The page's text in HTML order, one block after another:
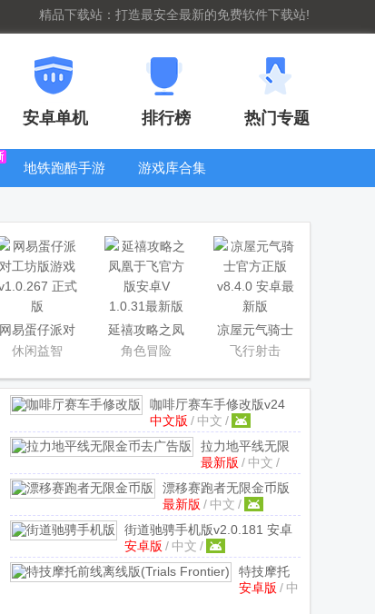
精品下载站：打造最安全最新的免费软件下载站!
安卓单机 排行榜 热门专题
地铁跑酷手游
游戏库合集
网易蛋仔派对
工坊版游戏
休闲益智
延禧攻略之凤
凰于飞官方版
角色冒险
凉屋元气骑士
官方正版
飞行射击
咖啡厅赛车手修改版v24
中文版
中文版 / 中文 /
拉力地平线无限
金币去广告版
v2.5.15 最新版
最新版 / 中文 /
漂移赛跑者无限金币版
v1.1.101 最新版
最新版 / 中文 /
街道驰骋手机版v2.0.181 安卓
版
安卓版 / 中文 /
特技摩托
前线离线
安卓版 / 中